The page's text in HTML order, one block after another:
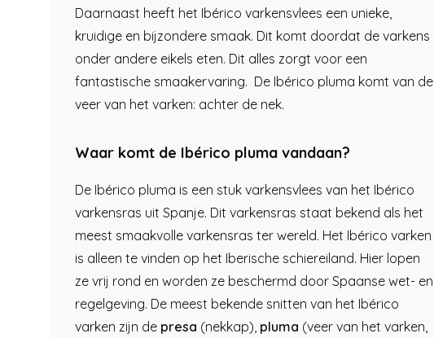
Daarnaast heeft het Ibérico varkensvlees een unieke,
kruidige en bijzondere smaak. Dit komt doordat de varkens
onder andere eikels eten. Dit alles zorgt voor een
fantastische smaakervaring. De Ibérico pluma komt van de
veer van het varken: achter de nek.
Waar komt de Ibérico pluma vandaan?
De Ibérico pluma is een stuk varkensvlees van het Ibérico
varkensras uit Spanje. Dit varkensras staat bekend als het
meest smaakvolle varkensras ter wereld. Het Ibérico varken
is alleen te vinden op het Iberische schiereiland. Hier lopen
ze vrij rond en worden ze beschermd door Spaanse wet- en
regelgeving. De meest bekende snitten van het Ibérico
varken zijn de presa (nekkap), pluma (veer van het varken,